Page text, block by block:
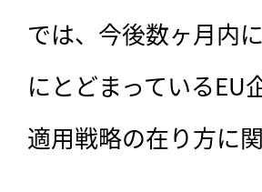
では、今後数ヶ月内
にとどまっているEU
適用戦略の在り方に